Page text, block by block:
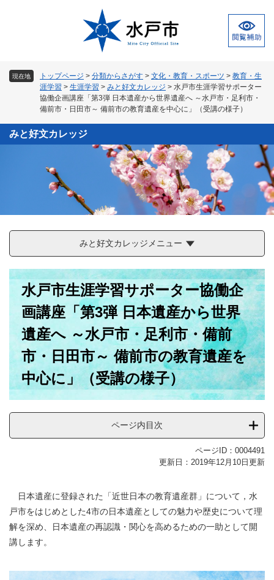
本
へ
現在地 トップページ > 分類からさがす > 文化・教育・スポーツ > 教育・生
涯学習 > 生涯学習 > みと好文カレッジ > 水戸市生涯学習サポーター
協働企画講座「第3弾 日本遺産から世界遺産へ ～水戸市・足利市・
備前市・日田市～ 備前市の教育遺産を中心に」（受講の様子）
みと好文カレッジ
みと好文カレッジメニュー
本
水戸市生涯学習サポーター協働企
画講座「第3弾 日本遺産から世界
遺産へ ～水戸市・足利市・備前
市・日田市～ 備前市の教育遺産を
中心に」（受講の様子）
ページ内目次
ページID：0004491
更新日：2019年12月10日更新
日本遺産に登録された「近世日本の教育遺産群」について，水
戸市をはじめとした4市の日本遺産としての魅力や歴史について理
解を深め、日本遺産の再認識・関心を高めるための一助として開
講します。